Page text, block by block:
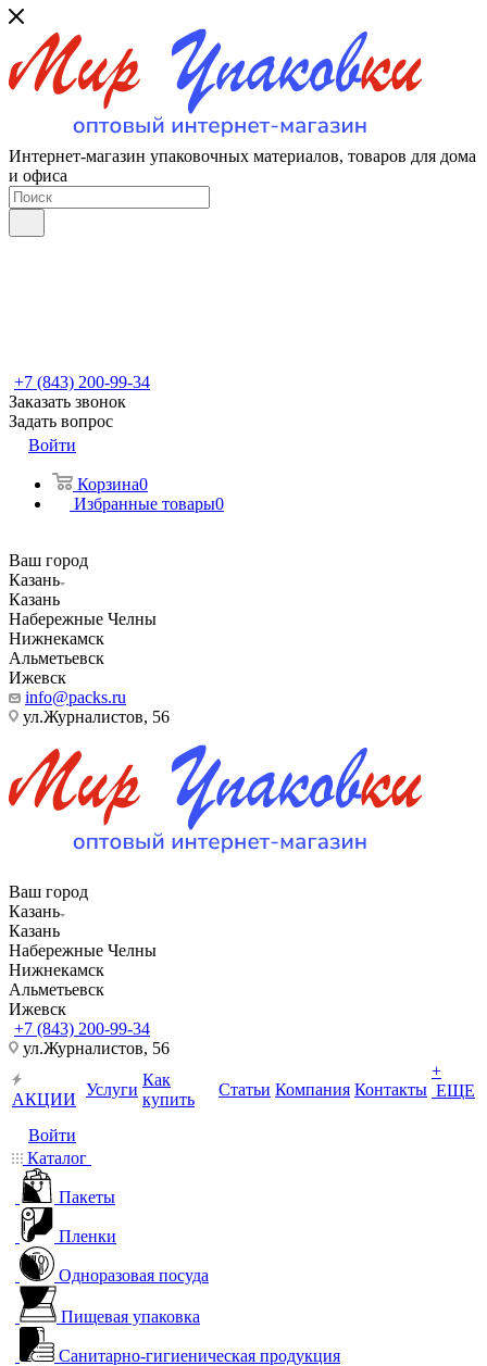
Интернет-магазин упаковочных материалов, товаров для дома
и офиса
+7 (843) 200-99-34
Заказать звонок
Задать вопрос
Войти
Корзина0
Избранные товары0
Ваш город
Казань
Казань
Набережные Челны
Нижнекамск
Альметьевск
Ижевск
info@packs.ru
ул.Журналистов, 56
Ваш город
Казань
Казань
Набережные Челны
Нижнекамск
Альметьевск
Ижевск
+7 (843) 200-99-34
ул.Журналистов, 56
АКЦИИ
Услуги
Как
купить
Статьи Компания Контакты
+
ЕЩЕ
Войти
Каталог
Пакеты
Пленки
Одноразовая посуда
Пищевая упаковка
Санитарно-гигиеническая продукция